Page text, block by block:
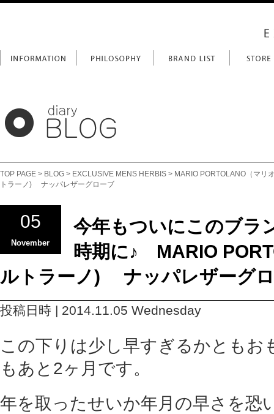
TOP PAGE > BLOG > EXCLUSIVE MENS HERBIS > MARIO PORTOLANO（マリ
トラーノ) ナッパレザーグローブ
05
November
今年もついにこのブラ
時期に♪ MARIO
ルトラーノ) ナッパレザーグ
投稿日時 | 2014.11.05 Wednesday
この下りは少し早すぎるかとも
もあと2ヶ月です。
年を取ったせいか年月の早さを恐